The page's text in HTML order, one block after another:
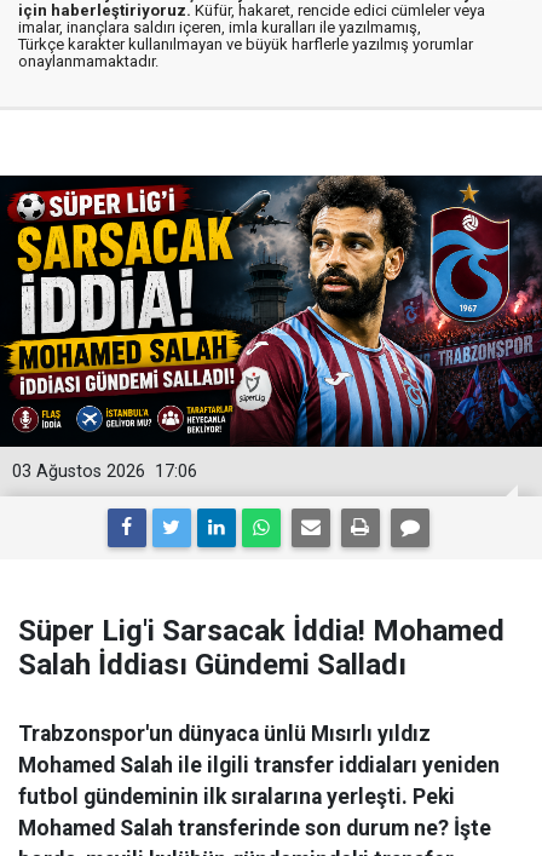
için haberleştiriyoruz. Küfür, hakaret, rencide edici cümleler veya
imalar, inançlara saldırı içeren, imla kuralları ile yazılmamış,
Türkçe karakter kullanılmayan ve büyük harflerle yazılmış yorumlar
onaylanmamaktadır.
17:06
03 Ağustos 2026
Süper Lig'i Sarsacak İddia! Mohamed
Salah İddiası Gündemi Salladı
Trabzonspor'un dünyaca ünlü Mısırlı yıldız
Mohamed Salah ile ilgili transfer iddiaları yeniden
futbol gündeminin ilk sıralarına yerleşti. Peki
Mohamed Salah transferinde son durum ne? İşte